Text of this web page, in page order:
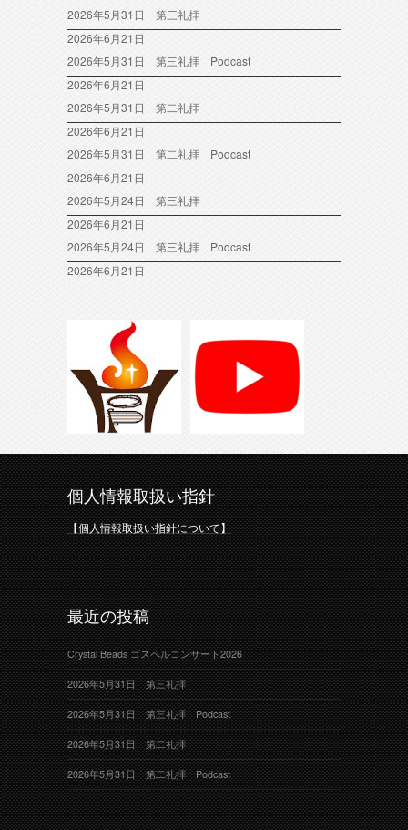
2026年5月31日 第三礼拝
2026年6月21日
2026年5月31日 第三礼拝 Podcast
2026年6月21日
2026年5月31日 第二礼拝
2026年6月21日
2026年5月31日 第二礼拝 Podcast
2026年6月21日
2026年5月24日 第三礼拝
2026年6月21日
2026年5月24日 第三礼拝 Podcast
2026年6月21日
個人情報取扱い指針
【個人情報取扱い指針について】
最近の投稿
Crystal Beads ゴスペルコンサート2026
2026年5月31日 第三礼拝
2026年5月31日 第三礼拝 Podcast
2026年5月31日 第二礼拝
2026年5月31日 第二礼拝 Podcast